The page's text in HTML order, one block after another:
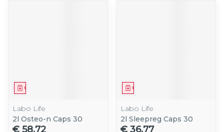
Geneesmiddel
Labo Life
2l Osteo-n Caps 30
€ 58,72
Geneesmiddel
Labo Life
2l Sleepreg Caps 30
€ 36,77